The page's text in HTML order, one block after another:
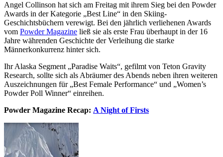
Angel Collinson hat sich am Freitag mit ihrem Sieg bei den Powder
Awards in der Kategorie „Best Line“ in den Skiing-
Geschichtsbüchern verewigt. Bei den jährlich verliehenen Awards
vom Powder Magazine ließ sie als erste Frau überhaupt in der 16
Jahre währenden Geschichte der Verleihung die starke
Männerkonkurrenz hinter sich.
Ihr Alaska Segment „Paradise Waits“, gefilmt von Teton Gravity
Research, sollte sich als Abräumer des Abends neben ihren weiteren
Auszeichnungen für „Best Female Performance“ und „Women’s
Powder Poll Winner“ einreihen.
Powder Magazine Recap: A Night of Firsts